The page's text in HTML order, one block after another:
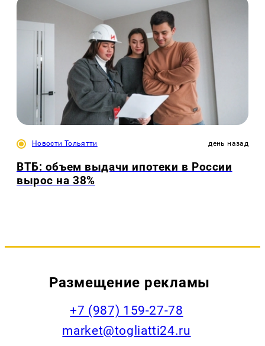
Новости Тольятти день назад
ВТБ: объем выдачи ипотеки в России
вырос на 38%
Размещение рекламы
+7 (987) 159-27-78
market@togliatti24.ru